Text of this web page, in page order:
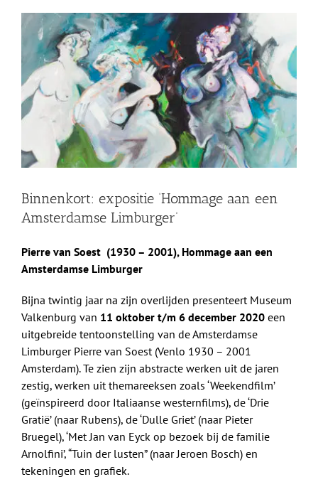
Shop
Over Ons
BEZOEK
Bekijk
grotere
afbeelding
Binnenkort: expositie ‘Hommage aan een
Amsterdamse Limburger’
Pierre van Soest (1930 – 2001), Hommage aan een
Amsterdamse Limburger
Bijna twintig jaar na zijn overlijden presenteert Museum
Valkenburg van 11 oktober t/m 6 december 2020 een
uitgebreide tentoonstelling van de Amsterdamse
Limburger Pierre van Soest (Venlo 1930 – 2001
Amsterdam). Te zien zijn abstracte werken uit de jaren
zestig, werken uit themareeksen zoals ‘Weekendfilm’
(geïnspireerd door Italiaanse westernfilms), de ‘Drie
Gratië’ (naar Rubens), de ‘Dulle Griet’ (naar Pieter
Bruegel), ‘Met Jan van Eyck op bezoek bij de familie
Arnolfini’, “Tuin der lusten” (naar Jeroen Bosch) en
tekeningen en grafiek.